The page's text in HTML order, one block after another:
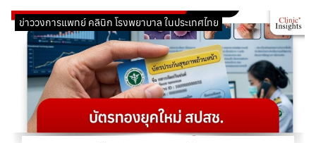
ข่าววงการแพทย์ คลินิก โรงพยาบาล ในประเทศไทย